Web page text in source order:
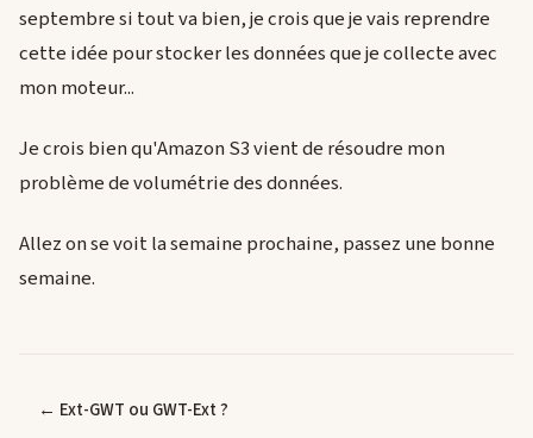
septembre si tout va bien, je crois que je vais reprendre
cette idée pour stocker les données que je collecte avec
mon moteur...
Je crois bien qu'Amazon S3 vient de résoudre mon
problème de volumétrie des données.
Allez on se voit la semaine prochaine, passez une bonne
semaine.
← Ext-GWT ou GWT-Ext ?